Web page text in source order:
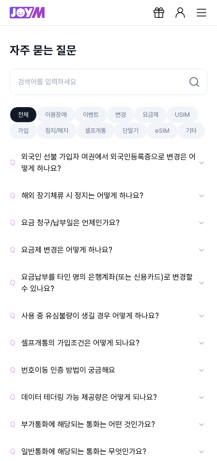
자주 묻는 질문
전체 이용장애 이벤트 변경 요금제 USIM
가입 정지/해지 셀프개통 단말기 eSIM 기타
외국인 선불 가입자 여권에서 외국인등록증으로 변경은 어
떻게 하나요?
해외 장기체류 시 정지는 어떻게 하나요?
요금 청구/납부일은 언제인가요?
요금제 변경은 어떻게 하나요?
요금납부를 타인 명의 은행계좌(또는 신용카드)로 변경할
수 있나요?
사용 중 유심불량이 생길 경우 어떻게 하나요?
셀프개통의 가입조건은 어떻게 되나요?
번호이동 인증 방법이 궁금해요
데이터 테더링 가능 제공량은 어떻게 되나요?
부가통화에 해당되는 통화는 어떤 것인가요?
일반통화에 해당되는 통화는 무엇인가요?